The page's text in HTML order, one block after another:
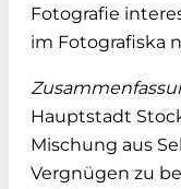
Fotografie
im Fotografiska
Hauptstadt
Mischung aus
Vergnügen zu